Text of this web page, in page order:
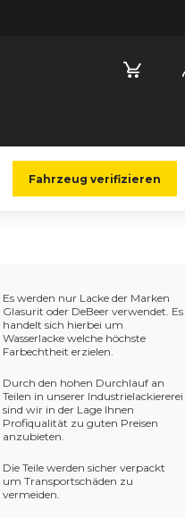
Fahrzeug verifizieren
Es werden nur Lacke der Marken
Glasurit oder DeBeer verwendet. Es
handelt sich hierbei um
Wasserlacke welche höchste
Farbechtheit erzielen.
Durch den hohen Durchlauf an
Teilen in unserer Industrielackiererei
sind wir in der Lage Ihnen
Profiqualität zu guten Preisen
anzubieten.
Die Teile werden sicher verpackt
um Transportschäden zu
vermeiden.